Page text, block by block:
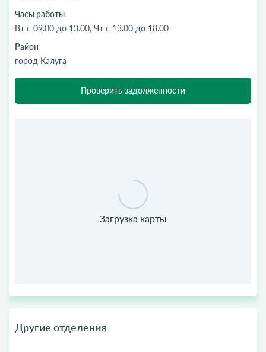
Часы работы
Вт с 09.00 до 13.00, Чт с 13.00 до 18.00
Район
город Калуга
Проверить задолженности
Другие отделения